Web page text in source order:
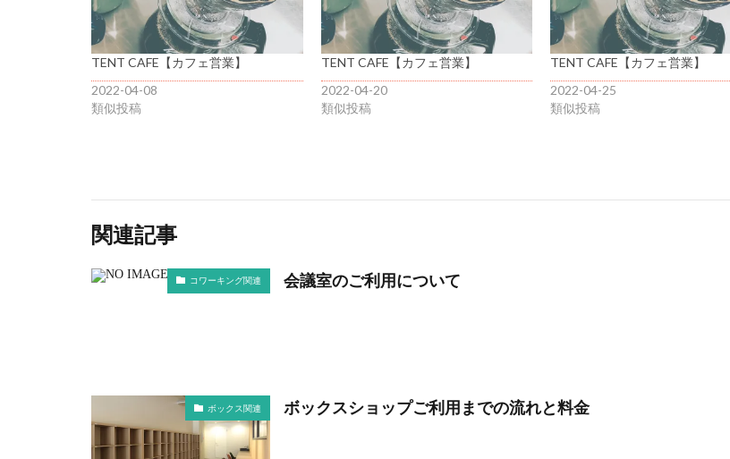
TENT CAFE【カフェ営業】
2022-04-08
類似投稿
TENT CAFE【カフェ営業】
2022-04-20
類似投稿
TENT CAFE【カフェ営業】
2022-04-25
類似投稿
関連記事
コワーキング関連 会議室のご利用について
ボックス関連 ボックスショップご利用までの流れと料金